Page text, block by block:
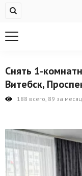
Купить квартиру
На сутки
Новостройки
Продажа
Снять 1-
Витебск,
188 всего, 89 за